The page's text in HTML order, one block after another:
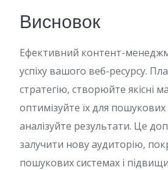
Висновок
Ефективний контент-
успіху вашого веб-ресурсу.
стратегію, створюйте якісні
оптимізуйте їх для пошукових
аналізуйте результати. Це
залучити нову аудиторію,
пошукових системах і